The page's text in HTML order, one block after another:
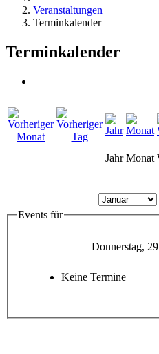
Veranstaltungen
Terminkalender
Terminkalender
Jahr Monat
Events für
Donnerstag,
Keine Termine